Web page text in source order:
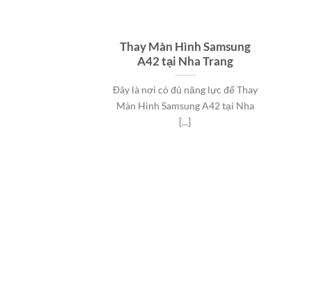
Thay Màn Hình Samsung
A42 tại Nha Trang
Đây là nơi có đủ năng lực để Thay
Màn Hình Samsung A42 tại Nha
[...]